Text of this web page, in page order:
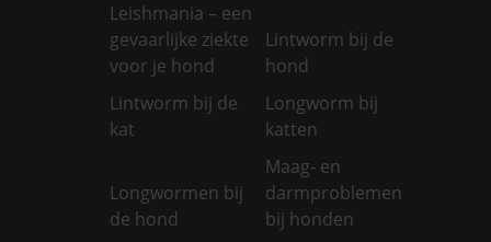
Leishmania – een
gevaarlijke ziekte
voor je hond
Lintworm bij de
hond
Lintworm bij de
kat
Longworm bij
katten
Longwormen bij
de hond
Maag- en
darmproblemen
bij honden